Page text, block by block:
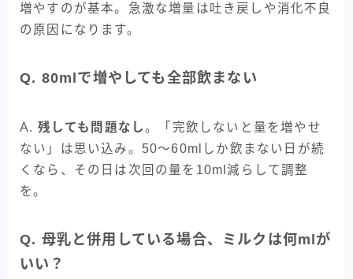
増やすのが基本。急激な増量は吐き戻しや消化不良
の原因になります。
Q. 80mlで増やしても全部飲まない
A. 残しても問題なし。「完飲しないと量を増やせ
ない」は思い込み。50〜60mlしか飲まない日が続
くなら、その日は次回の量を10ml減らして調整
を。
Q. 母乳と併用している場合、ミルクは何mlが
いい？